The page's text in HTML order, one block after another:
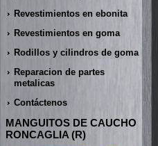
Revestimientos en ebonita
Revestimientos en goma
Rodillos y cilindros de goma
Reparacion de partes
metalicas
Contáctenos
MANGUITOS DE CAUCHO
RONCAGLIA (R)